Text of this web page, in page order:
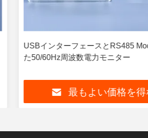
USBインターフェースとRS485
た50/60Hz周波数電力モニター
最もよい価格を